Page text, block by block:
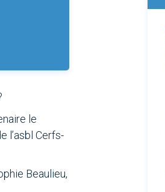
le
l’asbl Cerfs-
Beaulieu,